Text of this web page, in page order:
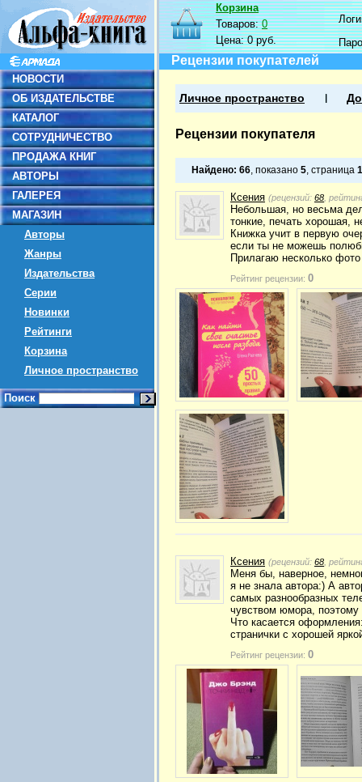
НОВОСТИ
ОБ ИЗДАТЕЛЬСТВЕ
КАТАЛОГ
СОТРУДНИЧЕСТВО
ПРОДАЖА КНИГ
АВТОРЫ
ГАЛЕРЕЯ
МАГАЗИН
Авторы
Жанры
Издательства
Серии
Новинки
Рейтинги
Корзина
Личное пространство
Поиск
Корзина
Товаров:0
Цена:0 руб.
Рецензии покупателей
Личное пространство
Рецензии покупателя
Найдено: 66, показано 5, страница
Ксения (рецензий: 68 ,
Небольшая, но весьма
тонкие, печать хорошая,
Книжка учит в первую
если ты не можешь
Прилагаю несколько
Рейтинг рецензии: 0
Ксения (рецензий: 68 ,
Меня бы, наверное,
я не знала автора:) А
самых разнообразных
чувством юмора,
Что касается
странички с хорошей
Рейтинг рецензии: 0